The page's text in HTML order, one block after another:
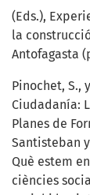
(Eds.),
la
Antofagasta
Pinochet, S.,
Ciudadanía:
Planes de
Santisteban y
Què estem
ciències